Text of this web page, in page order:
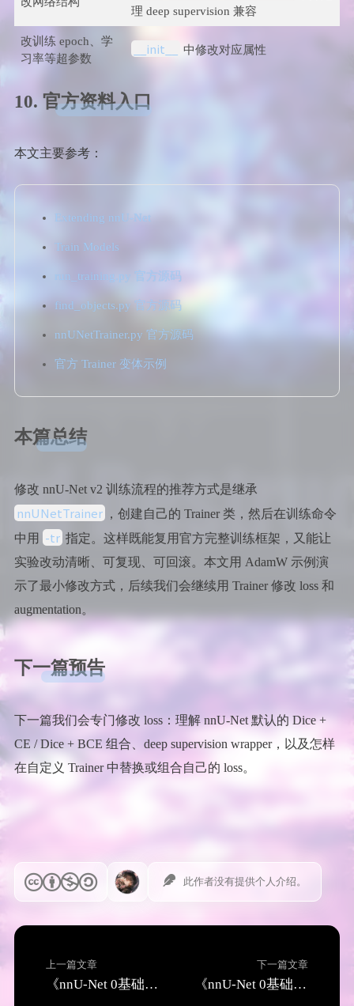
理 deep supervision 兼容
改训练 epoch、学
习率等超参数
__init__ 中修改对应属性
10. 官方资料入口
本文主要参考：
Extending nnU-Net
Train Models
run_training.py 官方源码
find_objects.py 官方源码
nnUNetTrainer.py 官方源码
官方 Trainer 变体示例
本篇总结
修改 nnU-Net v2 训练流程的推荐方式是继承
nnUNetTrainer ，创建自己的 Trainer 类，然后在训练命令
中用
-tr 指定。这样既能复用官方完整训练框架，又能让
实验改动清晰、可复现、可回滚。本文用 AdamW 示例演
示了最小修改方式，后续我们会继续用 Trainer 修改 loss 和
augmentation。
下一篇预告
下一篇我们会专门修改 loss：理解 nnU-Net 默认的 Dice +
CE / Dice + BCE 组合、deep supervision wrapper，以及怎样
在自定义 Trainer 中替换或组合自己的 loss。
此作者没有提供个人介绍。
上一篇文章
《nnU-Net 0基础入门（8）：理解 nnU-Net v2 内部框架，fingerprint、plans、preprocessing、trainer》
下一篇文章
《nnU-Net 0基础入门（10）：修改 loss 与 deep supervision，从 Dice+CE 到自定义损失》